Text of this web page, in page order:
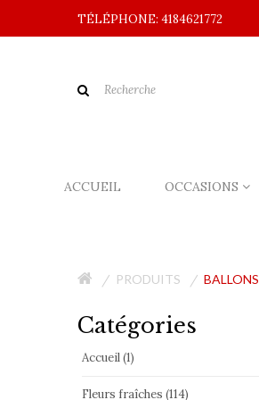
TÉLÉPHONE: 4184621772
ACCUEIL OCCASIONS
PRODUITS BALLONS
Catégories
Accueil (1)
Fleurs fraîches (114)